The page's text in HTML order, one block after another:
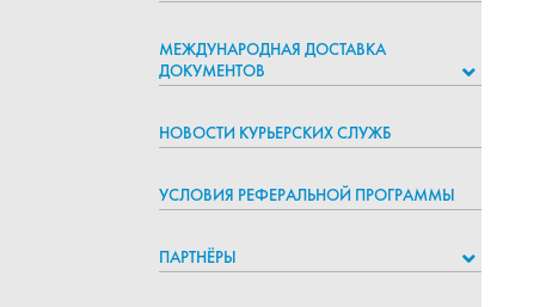
МЕЖДУНАРОДНАЯ ДОСТАВКА
ДОКУМЕНТОВ
НОВОСТИ КУРЬЕРСКИХ СЛУЖБ
УСЛОВИЯ РЕФЕРАЛЬНОЙ ПРОГРАММЫ
ПАРТНЁРЫ